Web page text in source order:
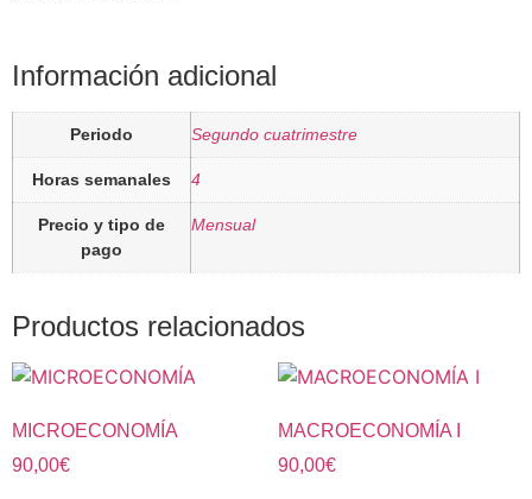
Información adicional
Periodo Segundo cuatrimestre
Horas semanales 4
Precio y tipo de
pago
Mensual
Productos relacionados
MICROECONOMÍA
90,00€
MACROECONOMÍA I
90,00€